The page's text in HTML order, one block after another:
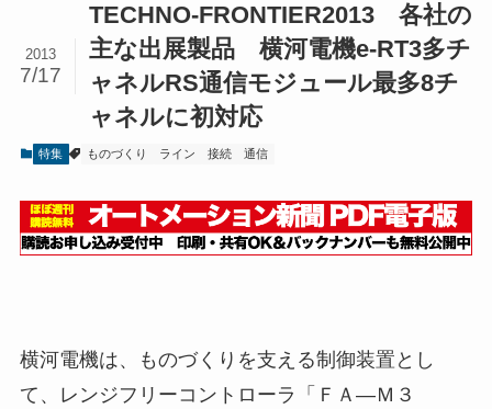
TECHNO-FRONTIER2013 各社の
主な出展製品 横河電機e-RT3多チ
ャネルRS通信モジュール最多8チ
ャネルに初対応
2013
7/17
特集 ものづくり ライン 接続 通信
横河電機は、ものづくりを支える制御装置とし
て、レンジフリーコントローラ「ＦＡ―Ｍ３